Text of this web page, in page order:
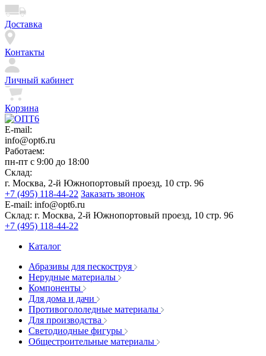
Доставка
Контакты
Личный кабинет
Корзина
E-mail:
info@opt6.ru
Работаем:
пн-пт с 9:00 до 18:00
Склад:
г. Москва, 2-й Южнопортовый проезд, 10 стр. 96
+7 (495) 118-44-22 Заказать звонок
E-mail: info@opt6.ru
Склад: г. Москва, 2-й Южнопортовый проезд, 10 стр. 96
+7 (495) 118-44-22
Каталог
Абразивы для пескоструя
Нерудные материалы
Компоненты
Для дома и дачи
Противогололедные материалы
Для производства
Светодиодные фигуры
Общестроительные материалы